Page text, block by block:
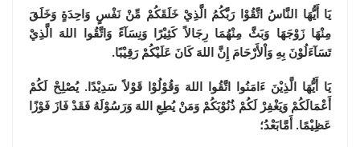
يَا أَيُّهَا النَّاسُ اتَّقُوْا رَبَّكُمُ الَّذِيْ خَلَقَكُمْ مِّنْ نَفْسٍ وَاحِدَةٍ وَخَلَقَ
مِنْهَا زَوْجَهَا وَبَثَّ مِنْهُمَا رِجَالاً كَثِيْرًا وَنِسَآءً وَاتَّقُوا اللهَ الَّذِيْ
تَسَآءَلُوْنَ بِهِ وَاْلأَرْحَامَ إِنَّ اللهَ كَانَ عَلَيْكُمْ رَقِيْبًا.
يَا أَيُّهَا الَّذِيْنَ ءَامَنُوا اتَّقُوا اللهَ وَقُوْلُوْا قَوْلاً سَدِيْدًا. يُصْلِحْ لَكُمْ
أَعْمَالَكُمْ وَيَغْفِرْ لَكُمْ ذُنُوْبَكُمْ وَمَنْ يُطِعِ اللهَ وَرَسُوْلَهُ فَقَدْ فَازَ فَوْزًا
عَظِيْمًا. أَمَّابَعْدُ؛